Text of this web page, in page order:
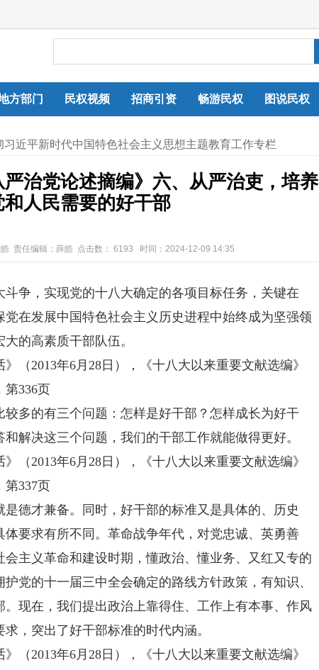
方部门 民权视频 招商引资 畅游民权 图说民权
习近平新时代中国特色社会主义思想主题教育工作专栏
治党论述摘编》六、从严治吏，培养
和人民需要的好干部
责任编辑：薛皓 点击数： 6193 时间：2024-12-09 14:35
争，实现党的十八大确定的各项目标任务，关键在
在发展中国特色社会主义历史进程中始终成为坚强领
的高素质干部队伍。
2013年6月28日），《十八大以来重要文献选编》
第336页
多的有三个问题：怎样是好干部？怎样成长为好干
解决这三个问题，我们的干部工作就能做得更好。
2013年6月28日），《十八大以来重要文献选编》
第337页
才兼备。同时，好干部的标准又是具体的、历史
要求有所不同。革命战争年代，对党忠诚、英勇善
主义革命和建设时期，懂政治、懂业务、又红又专的
党的十一届三中全会确定的路线方针政策，有知识、
现在，我们提出政治上靠得住、工作上有本事、作风
，突出了好干部标准的时代内涵。
2013年6月28日），《十八大以来重要文献选编》